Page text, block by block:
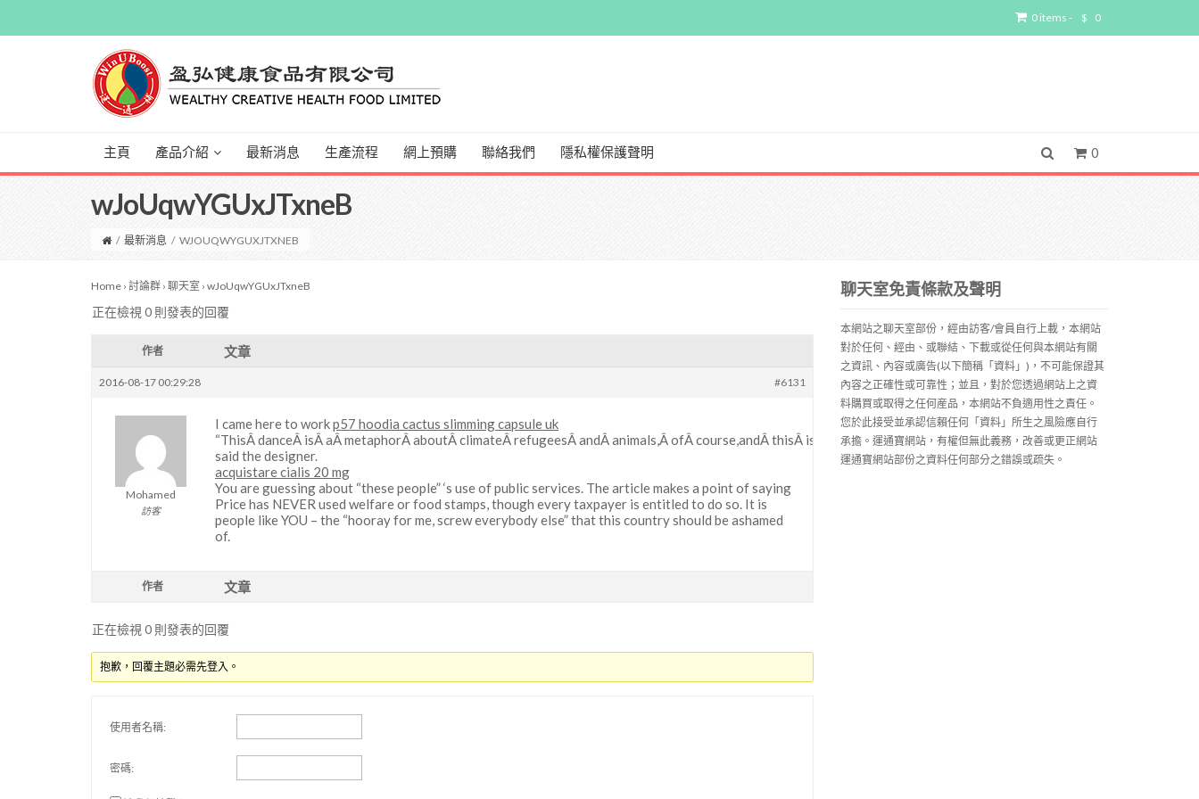
0 items - $ 0
主頁 產品介紹 最新消息 生產流程 網上預購 聯絡我們 隱私權保護聲明 0
wJoUqwYGUxJTxneB
/ 最新消息 / WJOUQWYGUXJTXNEB
Home › 討論群 › 聊天室 › wJoUqwYGUxJTxneB
正在檢視 0 則發表的回覆
作者 文章
2016-08-17 00:29:28 #6131
Mohamed
訪客
I came here to workp57 hoodia cactus slimming capsule uk
“ThisÂ danceÂ isÂ aÂ metaphorÂ aboutÂ climateÂ refugeesÂ andÂ animals,Â ofÂ course,andÂ thisÂ isÂ whatÂ theÂ modelsÂ were,Â theyÂ wereÂ supposedÂ toÂ
said the designer.
acquistare cialis 20 mg
You are guessing about “these people” ‘s use of public services. The article makes a point of saying
Price has NEVER used welfare or food stamps, though every taxpayer is entitled to do so. It is
people like YOU – the “hooray for me, screw everybody else” that this country should be ashamed
of.
作者 文章
正在檢視 0 則發表的回覆
抱歉，回覆主題必需先登入。
使用者名稱:
密碼:
聊天室免責條款及聲明
本網站之聊天室部份，經由訪客/會員自行上載，本網站
對於任何、經由、或聯結、下載或從任何與本網站有關
之資訊、內容或廣告(以下簡稱「資料」)，不可能保證其
內容之正確性或可靠性；並且，對於您透過網站上之資
料購買或取得之任何産品，本網站不負適用性之責任。
您於此接受並承認信賴任何「資料」所生之風險應自行
承擔。運通寶網站，有權但無此義務，改善或更正網站
運通寶網站部份之資料任何部分之錯誤或疏失。